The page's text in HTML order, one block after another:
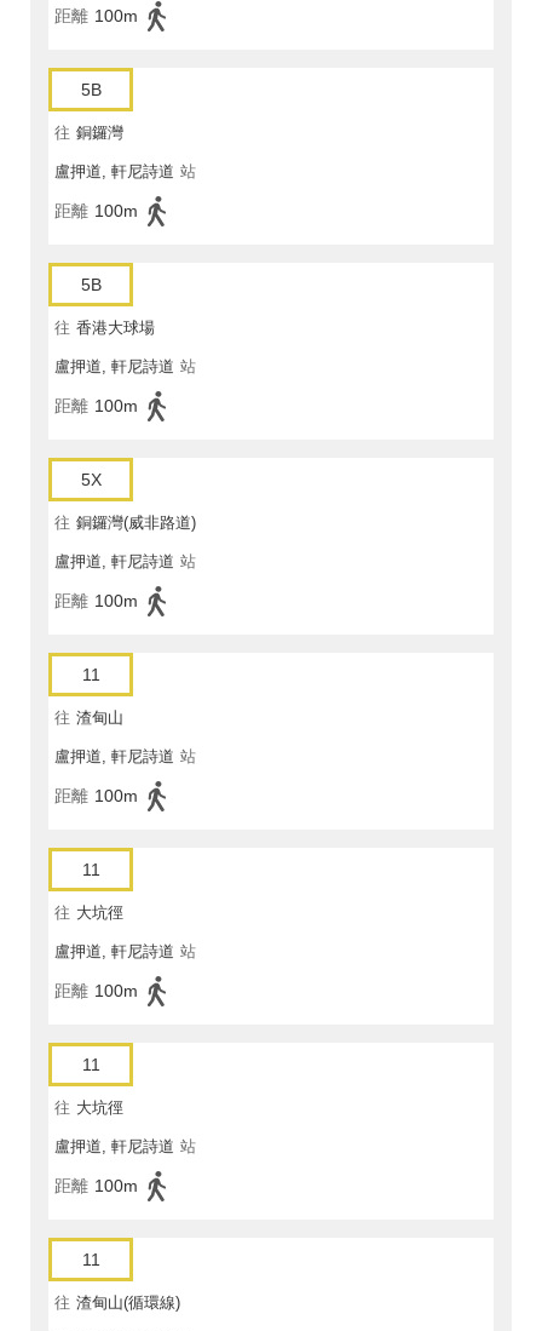
距離 100m
5B
往 銅鑼灣
盧押道, 軒尼詩道 站
距離 100m
5B
往 香港大球場
盧押道, 軒尼詩道 站
距離 100m
5X
往 銅鑼灣(威非路道)
盧押道, 軒尼詩道 站
距離 100m
11
往 渣甸山
盧押道, 軒尼詩道 站
距離 100m
11
往 大坑徑
盧押道, 軒尼詩道 站
距離 100m
11
往 大坑徑
盧押道, 軒尼詩道 站
距離 100m
11
往 渣甸山(循環線)